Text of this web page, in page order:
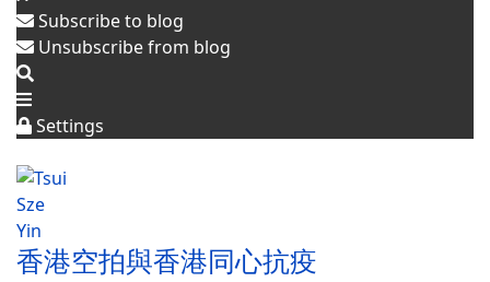
地
檢
Subscribe to blog
Unsubscribe from blog
Settings
香港空拍與香港同心抗疫